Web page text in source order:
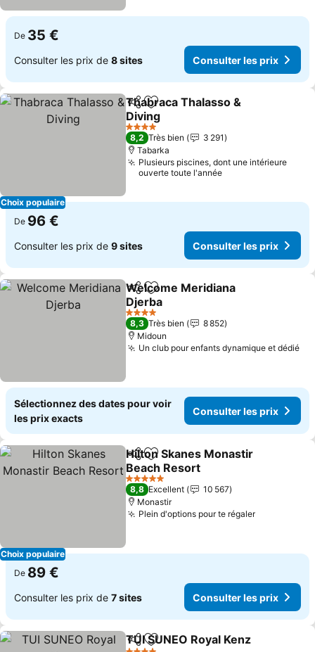
De 35 €
Consulter les prix de 8 sites Consulter les prix
Choix populaire
PartagerAjouter à mes favoris
Thabraca Thalasso &
Diving
4 Étoiles
8,2 Très bien
3 291
Tabarka
Plusieurs piscines, dont une intérieure
ouverte toute l'année
De 96 €
Consulter les prix de 9 sites Consulter les prix
PartagerAjouter à mes favoris
Welcome Meridiana
Djerba
4 Étoiles
8,3 Très bien
8 852
Midoun
Un club pour enfants dynamique et dédié
Sélectionnez des dates pour voir
les prix exacts
Consulter les prix
Choix populaire
PartagerAjouter à mes favoris
Hilton Skanes Monastir
Beach Resort
5 Étoiles
8,8 Excellent
10 567
Monastir
Plein d'options pour te régaler
De 89 €
Consulter les prix de 7 sites Consulter les prix
PartagerAjouter à mes favoris
TUI SUNEO Royal Kenz